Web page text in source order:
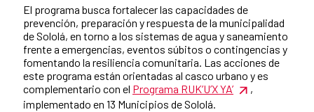
El programa busca fortalecer las capacidades de
prevención, preparación y respuesta de la municipalidad
de Sololá, en torno a los sistemas de agua y saneamiento
frente a emergencias, eventos súbitos o contingencias y
fomentando la resiliencia comunitaria. Las acciones de
este programa están orientadas al casco urbano y es
complementario con el Programa RUK’U’X YA’
,
implementado en 13 Municipios de Sololá.